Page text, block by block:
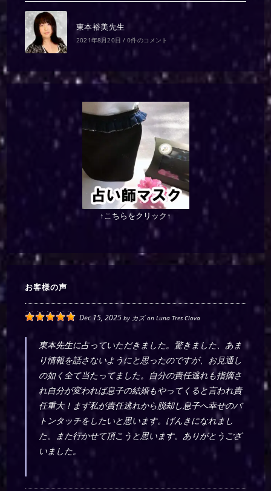
東本裕美先生
2021年8月20日 / 0件のコメント
↑こちらをクリック↑
お客様の声
Dec 15, 2025 by カズonLuna Tres Clova
東本先生に占っていただきました。驚きました、あま
り情報を話さないようにと思ったのですが、お見通し
の如く全て当たってました。自分の責任逃れも指摘さ
れ自分が変われば息子の結婚もやってくると言われ責
任重大！まず私が責任逃れから脱却し息子へ幸せのバ
トンタッチをしたいと思います。げんきになれまし
た。また行かせて頂こうと思います。ありがとうござ
いました。